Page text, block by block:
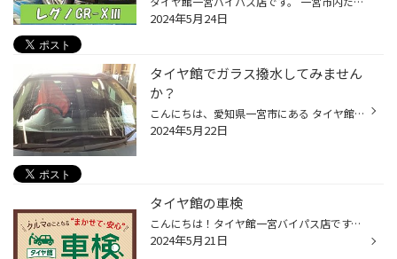
2024年5月24日
タイヤ館でガラス撥水してみません
か？
こんにちは、愛知県一宮市にある タイヤ館一宮バイパス店です。 一宮市内だけでなく、 江南市・北名古屋市・岩倉市・羽島市などからも ご来店いただきまして、ありがとうございます！ 【タイヤ館一宮アクセスMAP】 ↑↑ こちらをクリック タイヤ屋さんですが いろいろなサービスも行っているんです。 ...
2024年5月22日
タイヤ館の車検
こんにちは！タイヤ館一宮バイパス店です。 タイヤ館でも車検ができます お見積りだけでもOK！！ 【しっかりサポート。車検もタイヤ館で】 そして当店では、タイヤのことはもちろん、おクルマのメンテナンスを幅広く手がけていますので、車検もおまかせください！ 当店での車検は、こんなメリットも...
2024年5月21日